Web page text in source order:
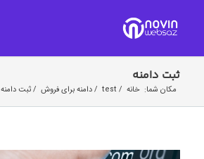
ثبت دامنه
مکان شما: خانه /
test
/ دامنه برای فروش / ثبت دامنه